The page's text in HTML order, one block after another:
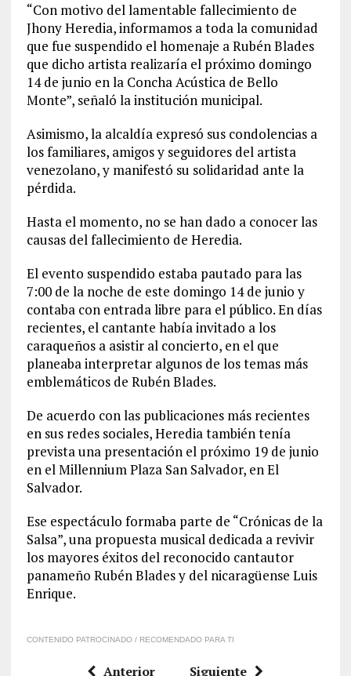
“Con motivo del lamentable fallecimiento de
Jhony Heredia, informamos a toda la comunidad
que fue suspendido el homenaje a Rubén Blades
que dicho artista realizaría el próximo domingo
14 de junio en la Concha Acústica de Bello
Monte”, señaló la institución municipal.
Asimismo, la alcaldía expresó sus condolencias a
los familiares, amigos y seguidores del artista
venezolano, y manifestó su solidaridad ante la
pérdida.
Hasta el momento, no se han dado a conocer las
causas del fallecimiento de Heredia.
El evento suspendido estaba pautado para las
7:00 de la noche de este domingo 14 de junio y
contaba con entrada libre para el público. En días
recientes, el cantante había invitado a los
caraqueños a asistir al concierto, en el que
planeaba interpretar algunos de los temas más
emblemáticos de Rubén Blades.
De acuerdo con las publicaciones más recientes
en sus redes sociales, Heredia también tenía
prevista una presentación el próximo 19 de junio
en el Millennium Plaza San Salvador, en El
Salvador.
Ese espectáculo formaba parte de “Crónicas de la
Salsa”, una propuesta musical dedicada a revivir
los mayores éxitos del reconocido cantautor
panameño Rubén Blades y del nicaragüense Luis
Enrique.
CONTENIDO PATROCINADO / RECOMENDADO PARA TI
Anterior Siguiente